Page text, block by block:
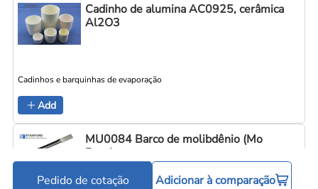
Cadinho de alumina AC0925, cerâmica
Al2O3
Cadinhos e barquinhas de evaporação
Add
MU0084 Barco de molibdênio (Mo
Boat)
Pedido de cotação Adicionar à comparação